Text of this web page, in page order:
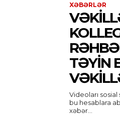
XƏBƏRLƏR
TƏYIN
Videoları
bu hesablara abone ol BEY.AZ
xəbər...